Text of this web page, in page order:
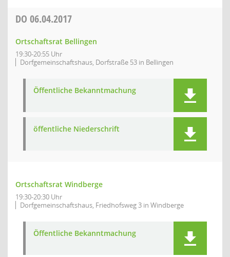
DO 06.04.2017
Ortschaftsrat Bellingen
19:30-20:55 Uhr
Dorfgemeinschaftshaus, Dorfstraße 53 in Bellingen
Öffentliche Bekanntmachung
öffentliche Niederschrift
Ortschaftsrat Windberge
19:30-20:30 Uhr
Dorfgemeinschaftshaus, Friedhofsweg 3 in Windberge
Öffentliche Bekanntmachung